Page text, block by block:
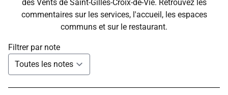
des Vents de Saint-Gilles-Croix-de-Vie. Retrouvez les
commentaires sur les services, l'accueil, les espaces
communs et sur le restaurant.
Filtrer par note